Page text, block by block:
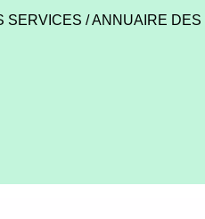
SERVICES /ANNUAIRE